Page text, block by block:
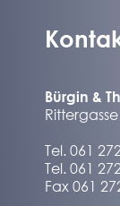
Bürgin &
Tel. 061
Tel. 061
Fax 061